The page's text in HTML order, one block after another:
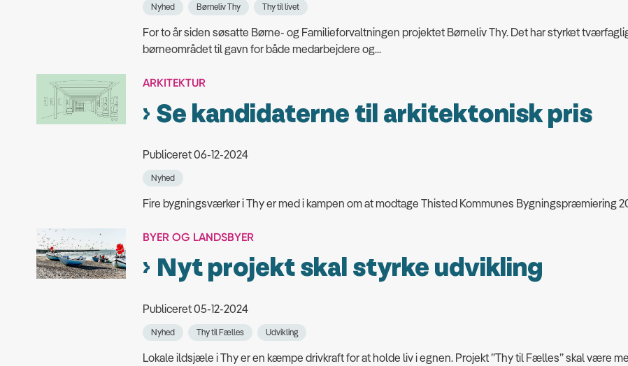
Nyhed Børneliv Thy Thy til livet
For to år siden søsatte Børne- og Familieforvaltningen projektet Børneliv Thy. Det har styrket
børneområdet til gavn for både medarbejdere og...
ARKITEKTUR
Se kandidaterne til arkitektonisk pris
Publiceret 06-12-2024
Nyhed
Fire bygningsværker i Thy er med i kampen om at modtage Thisted Kommunes Bygningspræmiering
BYER OG LANDSBYER
Nyt projekt skal styrke udvikling
Publiceret 05-12-2024
Nyhed Thy til Fælles Udvikling
Lokale ildsjæle i Thy er en kæmpe drivkraft for at holde liv i egnen. Projekt ”Thy til Fælles” skal være